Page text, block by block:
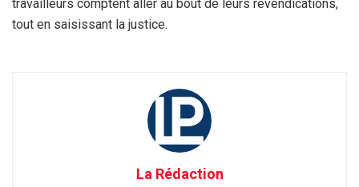
travailleurs comptent aller au bout de leurs revendications,
tout en saisissant la justice.
La Rédaction